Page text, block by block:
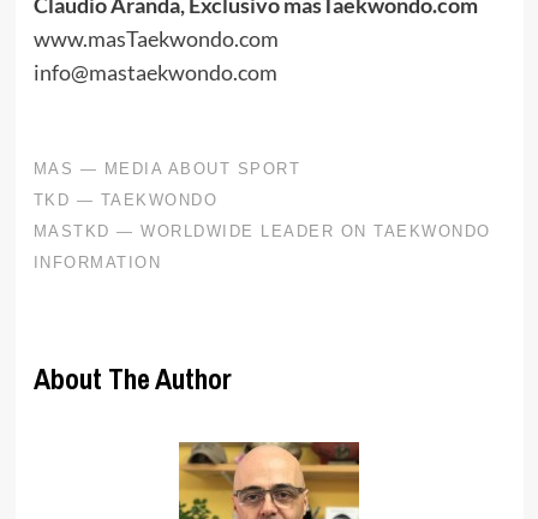
www.masTaekwondo.com
info@mastaekwondo.com
About The Author